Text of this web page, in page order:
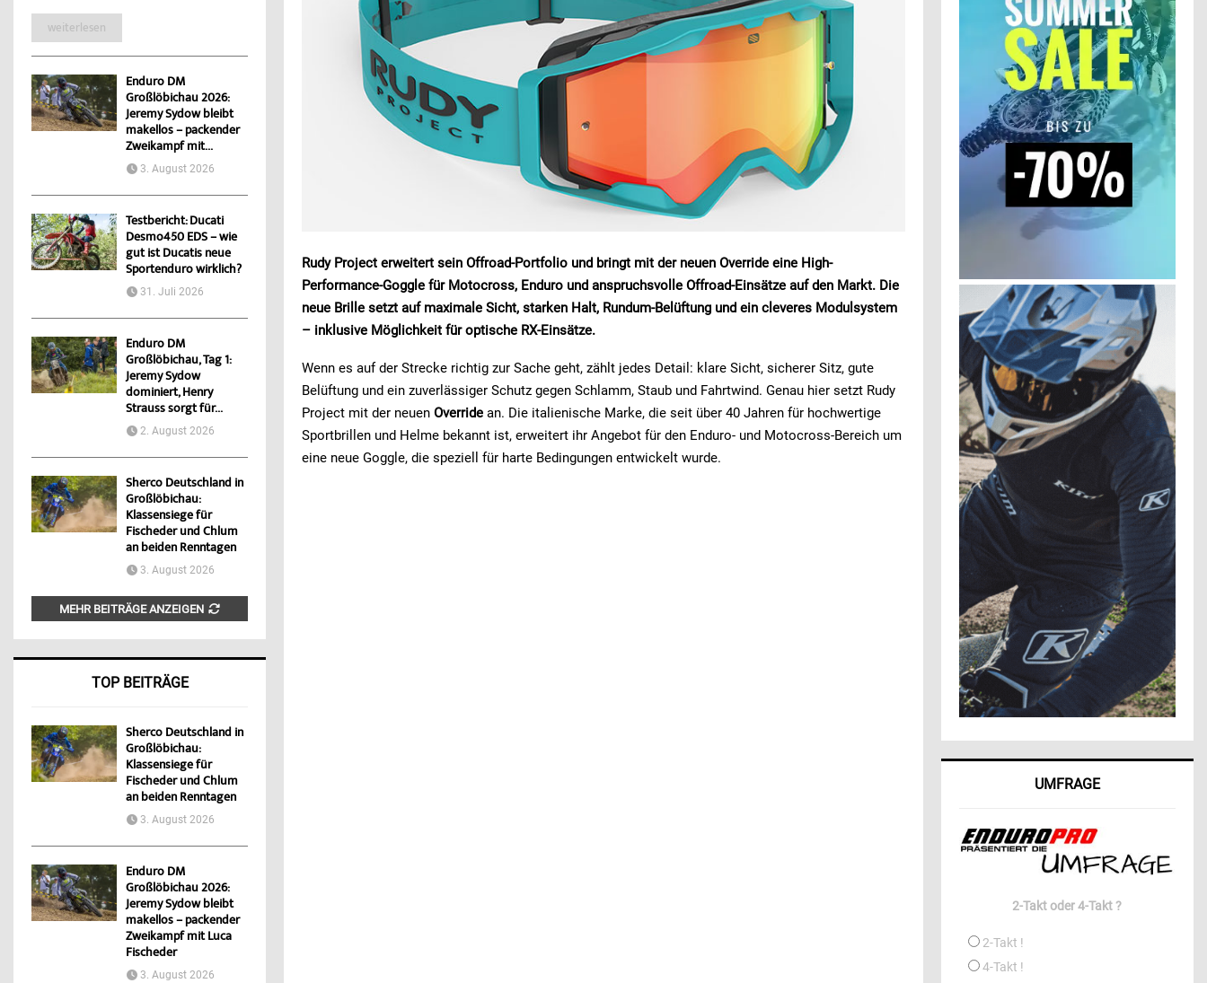
Rudy Project erweitert sein Offroad-Portfolio und bringt mit der neuen Override eine High-
Performance-Goggle für Motocross, Enduro und anspruchsvolle Offroad-Einsätze auf den Markt. Die
neue Brille setzt auf maximale Sicht, starken Halt, Rundum-Belüftung und ein cleveres Modulsystem
– inklusive Möglichkeit für optische RX-Einsätze.
Wenn es auf der Strecke richtig zur Sache geht, zählt jedes Detail: klare Sicht, sicherer Sitz, gute
Belüftung und ein zuverlässiger Schutz gegen Schlamm, Staub und Fahrtwind. Genau hier setzt Rudy
Project mit der neuenOverride an. Die italienische Marke, die seit über 40 Jahren für hochwertige
Sportbrillen und Helme bekannt ist, erweitert ihr Angebot für den Enduro- und Motocross-Bereich um
eine neue Goggle, die speziell für harte Bedingungen entwickelt wurde.
weiterlesen
Enduro DM
Großlöbichau 2026:
Jeremy Sydow bleibt
makellos – packender
Zweikampf mit...
3. August 2026
Testbericht: Ducati
Desmo450 EDS – wie
gut ist Ducatis neue
Sportenduro wirklich?
31. Juli 2026
Enduro DM
Großlöbichau, Tag 1:
Jeremy Sydow
dominiert, Henry
Strauss sorgt für...
2. August 2026
Sherco Deutschland in
Großlöbichau:
Klassensiege für
Fischeder und Chlum
an beiden Renntagen
3. August 2026
MEHR BEITRÄGE ANZEIGEN
TOP BEITRÄGE
Sherco Deutschland in
Großlöbichau:
Klassensiege für
Fischeder und Chlum
an beiden Renntagen
3. August 2026
Enduro DM
Großlöbichau 2026:
Jeremy Sydow bleibt
makellos – packender
Zweikampf mit Luca
Fischeder
3. August 2026
UMFRAGE
2-Takt oder 4-Takt ?
2-Takt !
4-Takt !